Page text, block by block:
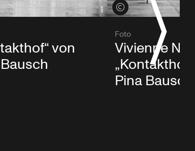
von
Credits öffnen
Foto
Vivienne
Pina Bausch